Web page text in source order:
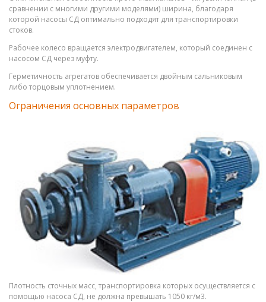
сравнении с многими другими моделями) ширина, благодаря
которой насосы СД оптимально подходят для транспортировки
стоков.
Рабочее колесо вращается электродвигателем, который соединен с
насосом СД через муфту.
Герметичность агрегатов обеспечивается двойным сальниковым
либо торцовым уплотнением.
Ограничения основных параметров
Плотность сточных масс, транспортировка которых осуществляется с
помощью насоса СД, не должна превышать 1050 кг/м3.